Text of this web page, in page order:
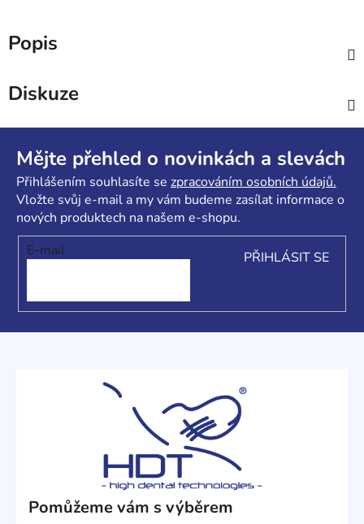
Popis
Diskuze
Mějte přehled o novinkách a slevách
Přihlášením souhlasíte se zpracováním osobních údajů.
Vložte svůj e-mail a my vám budeme zasílat informace o
nových produktech na našem e-shopu.
E-mail
PŘIHLÁSIT SE
Pomůžeme vám s výběrem